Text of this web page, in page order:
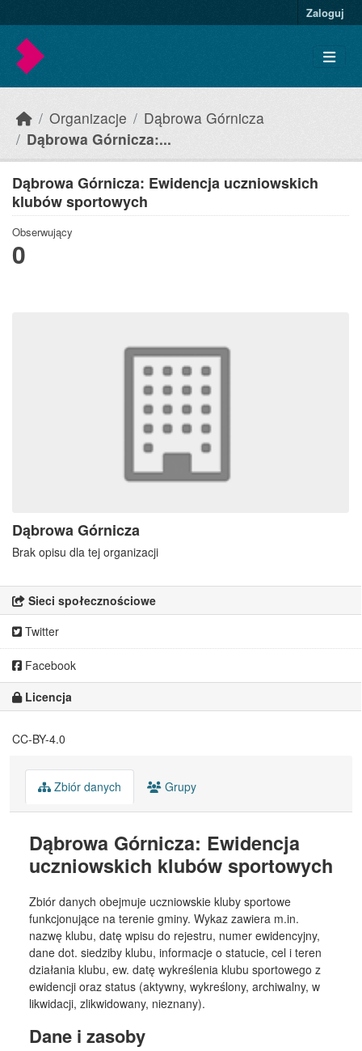
Zaloguj
Organizacje
Dąbrowa Górnicza
Dąbrowa Górnicza:...
Dąbrowa Górnicza: Ewidencja uczniowskich
klubów sportowych
Obserwujący
0
Dąbrowa Górnicza
Brak opisu dla tej organizacji
Sieci społecznościowe
Twitter
Facebook
Licencja
CC-BY-4.0
Zbiór danych Grupy
Dąbrowa Górnicza: Ewidencja
uczniowskich klubów sportowych
Zbiór danych obejmuje uczniowskie kluby sportowe
funkcjonujące na terenie gminy. Wykaz zawiera m.in.
nazwę klubu, datę wpisu do rejestru, numer ewidencyjny,
dane dot. siedziby klubu, informacje o statucie, cel i teren
działania klubu, ew. datę wykreślenia klubu sportowego z
ewidencji oraz status (aktywny, wykreślony, archiwalny, w
likwidacji, zlikwidowany, nieznany).
Dane i zasoby